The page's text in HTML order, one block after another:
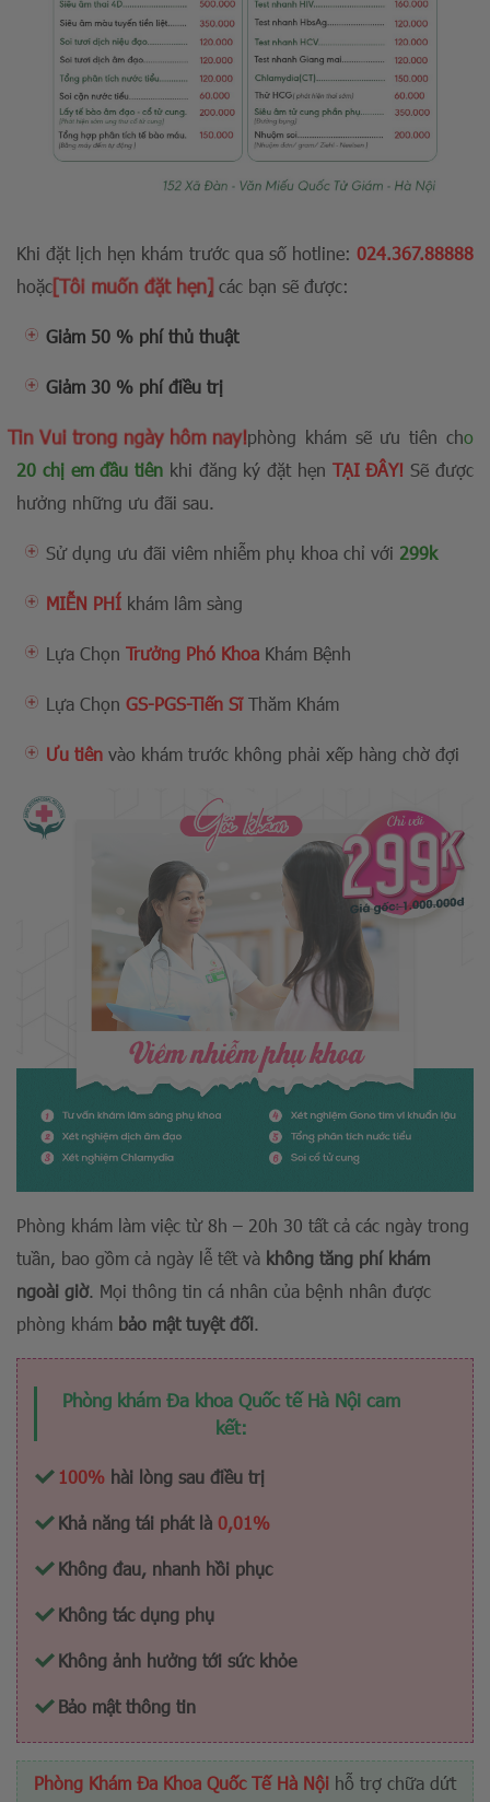
Khi đặt lịch hẹn khám trước qua số hotline: 024.367.88888
hoặc[Tôi muốn đặt hẹn], các bạn sẽ được:
Giảm 50 % phí thủ thuật
Giảm 30 % phí điều trị
Tin Vui trong ngày hôm nay!phòng khám sẽ ưu tiên cho
20 chị em đầu tiên khi đăng ký đặt hẹn TẠI ĐÂY! Sẽ được
hưởng những ưu đãi sau.
Sử dụng ưu đãi viêm nhiễm phụ khoa chỉ với 299k
MIỄN PHÍ khám lâm sàng
Lựa Chọn Trưởng Phó Khoa Khám Bệnh
Lựa Chọn GS-PGS-Tiến SĩThăm Khám
Ưu tiên vào khám trước không phải xếp hàng chờ đợi
Phòng khám làm việc từ 8h – 20h 30 tất cả các ngày trong
tuần, bao gồm cả ngày lễ tết và không tăng phí khám
ngoài giờ. Mọi thông tin cá nhân của bệnh nhân được
phòng khám bảo mật tuyệt đối.
Phòng khám Đa khoa Quốc tế Hà Nội cam
kết:
100% hài lòng sau điều trị
Khả năng tái phát là 0,01%
Không đau, nhanh hồi phục
Không tác dụng phụ
Không ảnh hưởng tới sức khỏe
Bảo mật thông tin
Phòng Khám Đa Khoa Quốc Tế Hà Nộihỗ trợ chữa dứt